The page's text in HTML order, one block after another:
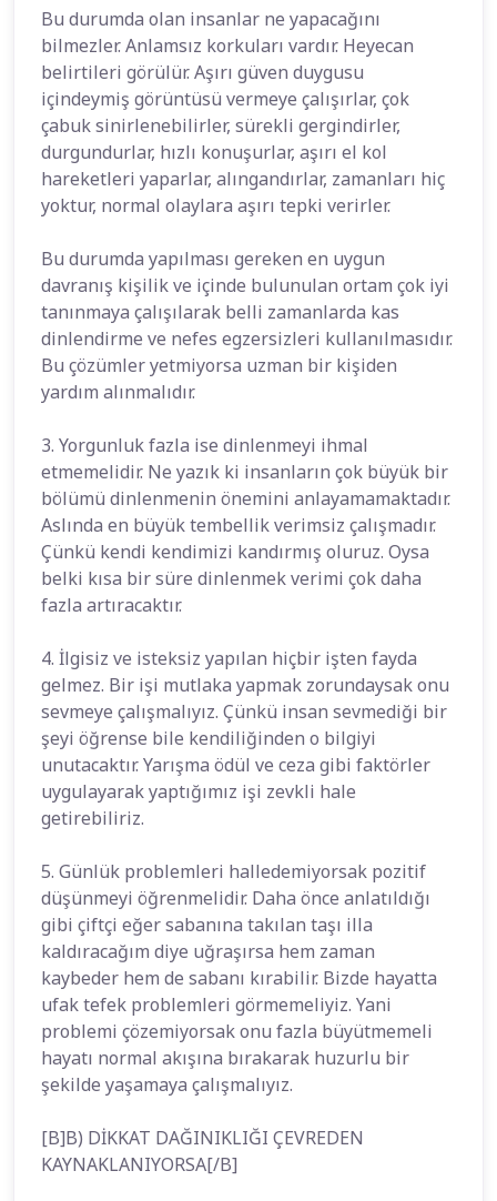
Bu durumda olan insanlar ne yapacağını
bilmezler. Anlamsız korkuları vardır. Heyecan
belirtileri görülür. Aşırı güven duygusu
içindeymiş görüntüsü vermeye çalışırlar, çok
çabuk sinirlenebilirler, sürekli gergindirler,
durgundurlar, hızlı konuşurlar, aşırı el kol
hareketleri yaparlar, alıngandırlar, zamanları hiç
yoktur, normal olaylara aşırı tepki verirler.
Bu durumda yapılması gereken en uygun
davranış kişilik ve içinde bulunulan ortam çok iyi
tanınmaya çalışılarak belli zamanlarda kas
dinlendirme ve nefes egzersizleri kullanılmasıdır.
Bu çözümler yetmiyorsa uzman bir kişiden
yardım alınmalıdır.
3. Yorgunluk fazla ise dinlenmeyi ihmal
etmemelidir. Ne yazık ki insanların çok büyük bir
bölümü dinlenmenin önemini anlayamamaktadır.
Aslında en büyük tembellik verimsiz çalışmadır.
Çünkü kendi kendimizi kandırmış oluruz. Oysa
belki kısa bir süre dinlenmek verimi çok daha
fazla artıracaktır.
4. İlgisiz ve isteksiz yapılan hiçbir işten fayda
gelmez. Bir işi mutlaka yapmak zorundaysak onu
sevmeye çalışmalıyız. Çünkü insan sevmediği bir
şeyi öğrense bile kendiliğinden o bilgiyi
unutacaktır. Yarışma ödül ve ceza gibi faktörler
uygulayarak yaptığımız işi zevkli hale
getirebiliriz.
5. Günlük problemleri halledemiyorsak pozitif
düşünmeyi öğrenmelidir. Daha önce anlatıldığı
gibi çiftçi eğer sabanına takılan taşı illa
kaldıracağım diye uğraşırsa hem zaman
kaybeder hem de sabanı kırabilir. Bizde hayatta
ufak tefek problemleri görmemeliyiz. Yani
problemi çözemiyorsak onu fazla büyütmemeli
hayatı normal akışına bırakarak huzurlu bir
şekilde yaşamaya çalışmalıyız.
[B]B) DİKKAT DAĞINIKLIĞI ÇEVREDEN
KAYNAKLANIYORSA[/B]